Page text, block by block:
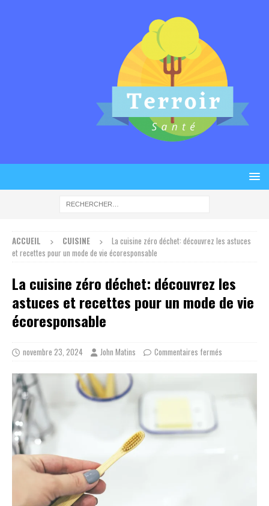
ACCUEIL CUISINE
La cuisine zéro déchet: découvrez les astuces
et recettes pour un mode de vie écoresponsable
La cuisine zéro déchet: découvrez les
astuces et recettes pour un mode de vie
écoresponsable
novembre 23, 2024 John Matins Commentaires fermés